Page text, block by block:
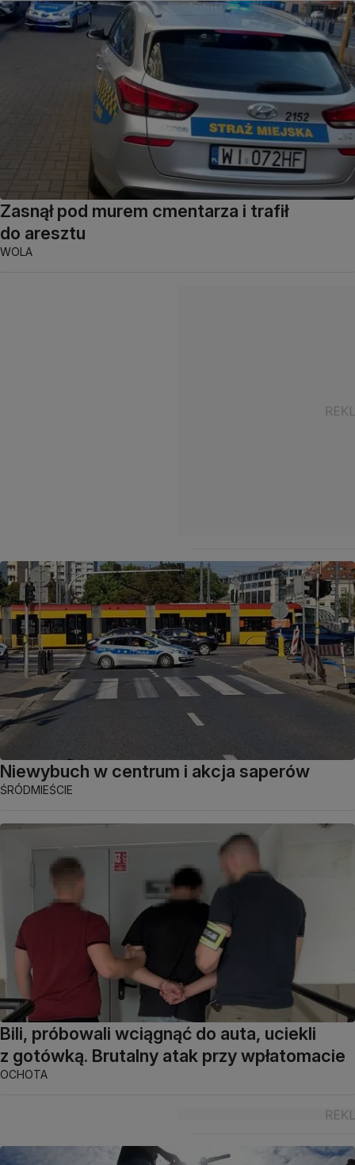
Zasnął pod murem cmentarza i trafił
do aresztu
WOLA
Niewybuch w centrum i akcja saperów
ŚRÓDMIEŚCIE
Bili, próbowali wciągnąć do auta, uciekli
z gotówką. Brutalny atak przy wpłatomacie
OCHOTA